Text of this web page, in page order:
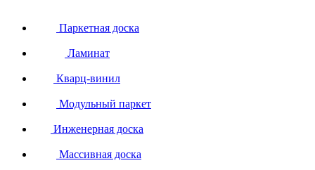
Паркетная доска
Ламинат
Кварц-винил
Модульный паркет
Инженерная доска
Массивная доска